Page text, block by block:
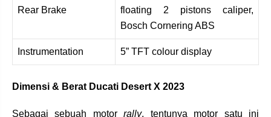
Rear Brake
floating 2 pistons caliper,
Bosch Cornering ABS
Instrumentation 5” TFT colour display
Dimensi & Berat Ducati Desert X 2023
Sebagai sebuah motorrally, tentunya motor satu ini